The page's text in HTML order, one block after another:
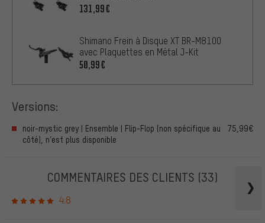
131,99€
Shimano Frein à Disque XT BR-M8100
avec Plaquettes en Métal J-Kit
50,99€
Versions:
noir-mystic grey | Ensemble | Flip-Flop (non spécifique au
côté), n’est plus disponible
75,99€
COMMENTAIRES DES CLIENTS (33)
4.8